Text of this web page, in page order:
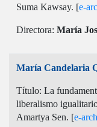
Suma Kawsay. [e-
Directora: María
María Candelaria
Título: La
liberalismo
Amartya Sen. [e-